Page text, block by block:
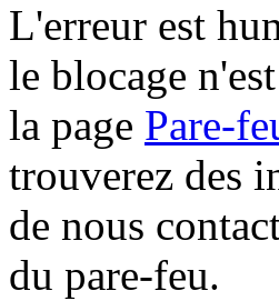
L'erreur est
le blocage
la page Pare-
trouverez des
de nous
du pare-feu.